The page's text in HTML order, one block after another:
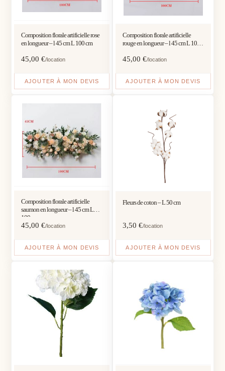
Composition florale artificielle rose
en longueur – l 45 cm L 100 cm
45,00€/location
AJOUTER À MON DEVIS
Composition florale artificielle
rouge en longueur – l 45 cm L 100
45,00 €/location
AJOUTER À MON DEVIS
Composition florale artificielle
saumon en longueur – l 45 cm L
100 cm
45,00€/location
AJOUTER À MON DEVIS
Fleurs de coton – L 50 cm
3,50 €/location
AJOUTER À MON DEVIS